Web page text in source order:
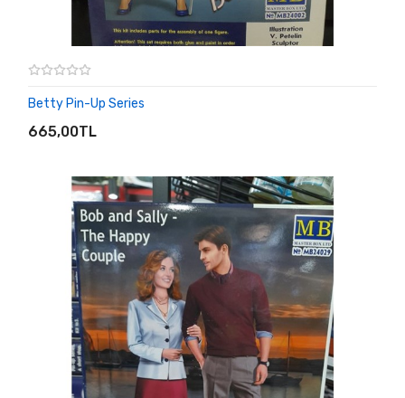
Betty Pin-Up Series
665,00TL
SEPETE EKLE